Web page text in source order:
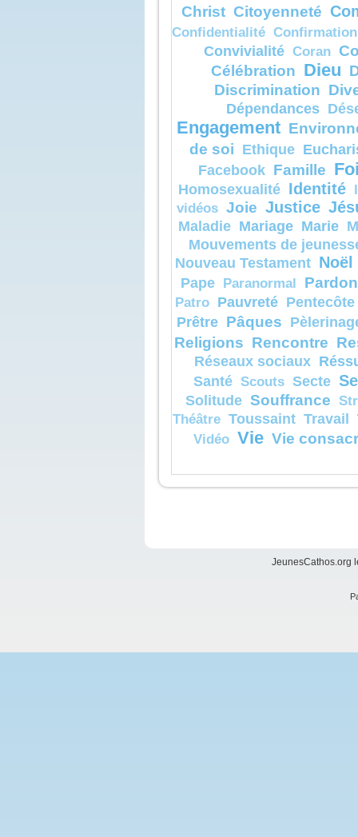
voix disait :
« Celui-ci
aimé,
écoutez-le
Quand ils
les
contre
et furent
crainte.
Jésus
toucha et
«
sans
Levant
ils ne
sinon lui,
En
montagne,
Jésus leur
« Ne
personne,
avant
soit
morts. »
–
Christ Citoyenneté
Confidentialité Confirmation
Convivialité Coran
Célébration Dieu
Discrimination
Dépendances
Engagement
de soi Ethique
Facebook Famille
Homosexualité Identité
vidéos Joie Justice
Maladie Mariage Marie
Mouvements de
Nouveau Testament Noël
Pape Paranormal Pardon
Patro Pauvreté Pentecôte
Prêtre Pâques
Religions Rencontre
Réseaux sociaux
Santé Scouts Secte
Solitude Souffrance
Théâtre Toussaint Travail
Vidéo Vie Vie
JeunesCathos.org